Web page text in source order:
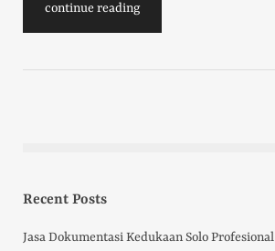
continue reading
Recent Posts
Jasa Dokumentasi Kedukaan Solo Profesional